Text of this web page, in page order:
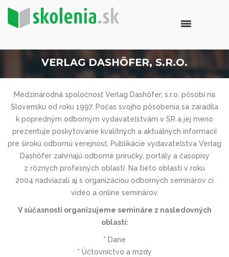
VERLAG DASHÖFER, S.R.O.
Medzinárodná spoločnosť Verlag Dashöfer, s.r.o. pôsobí na
Slovensku od roku 1997. Počas svojho pôsobenia sa zaradila
k popredným odborným vydavateľstvám v SR a jej meno
prezentuje poskytovanie kvalitných a aktuálnych informacií
pre širokú odbornú verejnosť. Publikácie vydavateľstva Verlag
Dashöfer zahŕňajú odborné príručky, portály a časopisy
z rôznych profesných oblastí. Na tieto oblasti v roku
2004 nadviazali aj s organizáciou odborných seminárov či
video a online seminárov.
V súčasnosti organizujeme semináre z nasledovných
oblastí:
* Dane
* Účtovníctvo a mzdy